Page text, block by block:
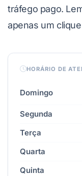
tráfego pago.
apenas um
HORÁRIO DE
Domingo
Segunda
Terça
Quarta
Quinta